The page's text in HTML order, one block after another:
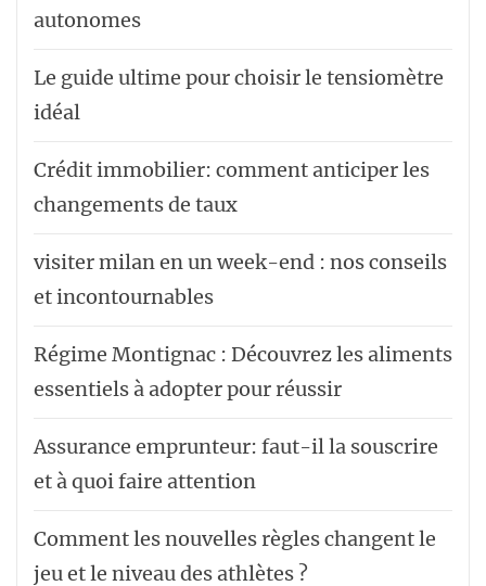
autonomes
Le guide ultime pour choisir le tensiomètre
idéal
Crédit immobilier: comment anticiper les
changements de taux
visiter milan en un week-end : nos conseils
et incontournables
Régime Montignac : Découvrez les aliments
essentiels à adopter pour réussir
Assurance emprunteur: faut-il la souscrire
et à quoi faire attention
Comment les nouvelles règles changent le
jeu et le niveau des athlètes ?